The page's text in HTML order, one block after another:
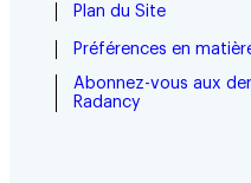
Plan du Site
Préférences en
Abonnez-vous aux
Radancy